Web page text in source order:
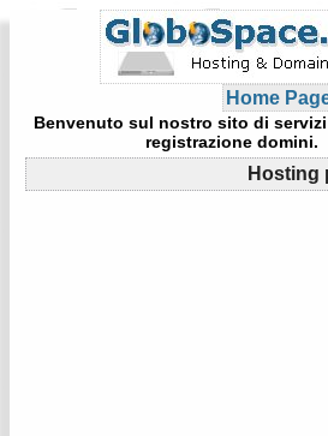
Home
Benvenuto sul nostro sito di
registrazione domini.
Hosting